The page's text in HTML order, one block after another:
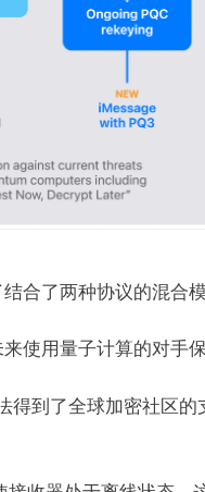
合了两种协议的混合模
使用量子计算的对手保
到了全球加密社区的